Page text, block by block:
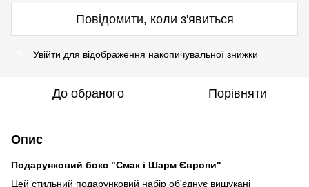
Повідомити, коли з'явиться
Увійти для відображення накопичувальної знижки
До обраного Порівняти
Опис
Подарунковий бокс "Смак і Шарм Європи"
Цей стильний подарунковий набір об'єднує вишукані